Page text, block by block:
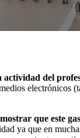
actividad del
que este
ya que en